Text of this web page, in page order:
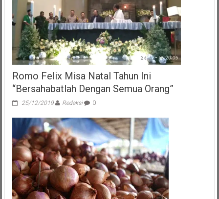
Romo Felix Misa Natal Tahun Ini
“Bersahabatlah Dengan Semua Orang”
25/12/2019 Redaksi 0